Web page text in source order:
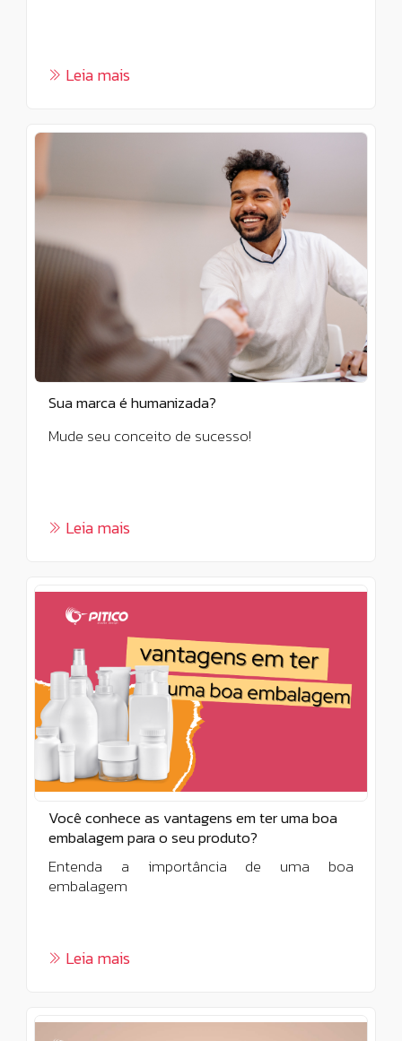
Leia mais
Sua marca é humanizada?
Mude seu conceito de sucesso!
Leia mais
Você conhece as vantagens em ter uma boa
embalagem para o seu produto?
Entenda a importância de uma boa
embalagem
Leia mais